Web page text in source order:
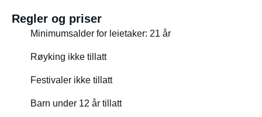
Jeg er Jack fra Liechtenstein.
Han er liten og herlig, alltid god for en kort eller lang tur.
Regler og priser
Minimumsalder for leietaker: 21 år
Røyking ikke tillatt
Festivaler ikke tillatt
Barn under 12 år tillatt